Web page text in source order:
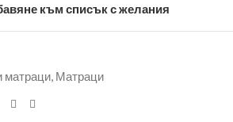
към списък с желания
матраци, Матраци